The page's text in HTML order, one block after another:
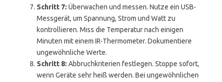
Schritt 7: Überwachen und messen. Nutze ein USB-
Messgerät, um Spannung, Strom und Watt zu
kontrollieren. Miss die Temperatur nach einigen
Minuten mit einem IR-Thermometer. Dokumentiere
ungewöhnliche Werte.
Schritt 8: Abbruchkriterien festlegen. Stoppe sofort,
wenn Geräte sehr heiß werden. Bei ungewöhnlichen